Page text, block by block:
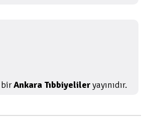
birAnkara Tıbbiyelileryayınıdır.